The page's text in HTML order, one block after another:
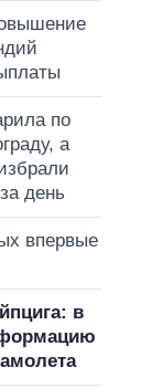
по
а
день
впервые
в